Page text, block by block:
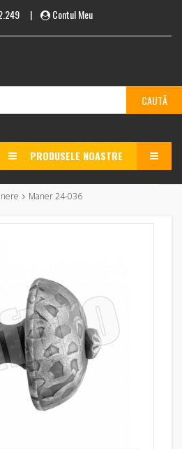
| Contul Meu
PRODUSELE NOASTRE MENU
Maner 24-036